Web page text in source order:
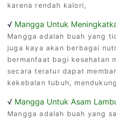
karena rendah kalori,
√ Mangga Untuk
Mangga adalah buah yang
juga kaya akan berbagai
bermanfaat bagi kesehatan
secara teratur dapat
kekebalan tubuh, mendukung
√ Mangga Untuk Asam
Mangga adalah buah yang